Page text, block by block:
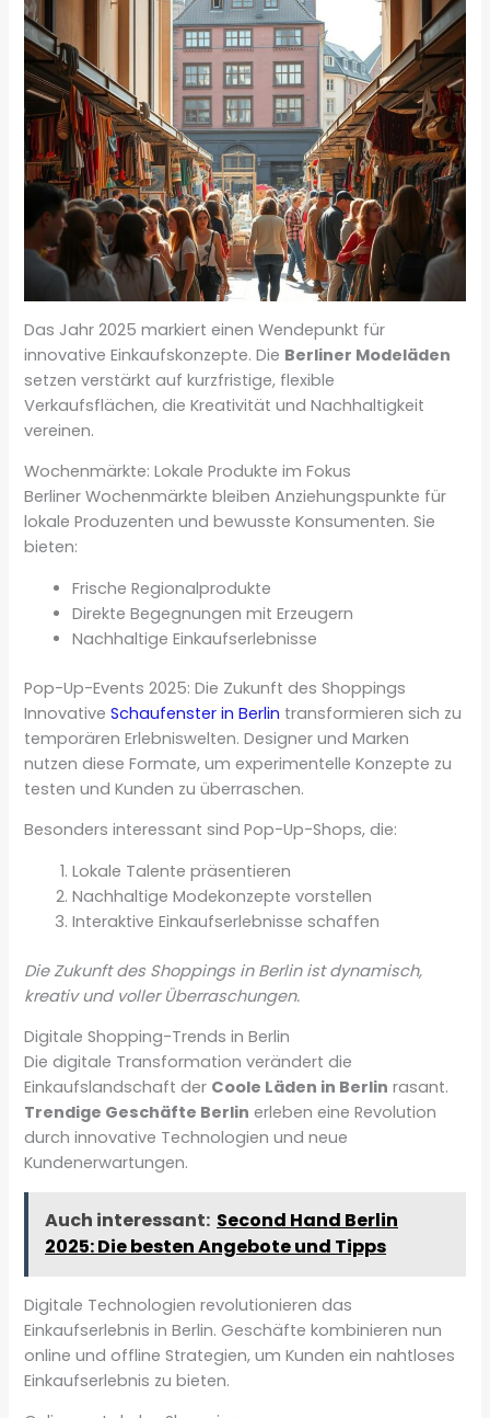
Das Jahr 2025 markiert einen Wendepunkt für
innovative Einkaufskonzepte. Die Berliner Modeläden
setzen verstärkt auf kurzfristige, flexible
Verkaufsflächen, die Kreativität und Nachhaltigkeit
vereinen.
Wochenmärkte: Lokale Produkte im Fokus
Berliner Wochenmärkte bleiben Anziehungspunkte für
lokale Produzenten und bewusste Konsumenten. Sie
bieten:
Frische Regionalprodukte
Direkte Begegnungen mit Erzeugern
Nachhaltige Einkaufserlebnisse
Pop-Up-Events 2025: Die Zukunft des Shoppings
InnovativeSchaufenster in Berlin transformieren sich zu
temporären Erlebniswelten. Designer und Marken
nutzen diese Formate, um experimentelle Konzepte zu
testen und Kunden zu überraschen.
Besonders interessant sind Pop-Up-Shops, die:
Lokale Talente präsentieren
Nachhaltige Modekonzepte vorstellen
Interaktive Einkaufserlebnisse schaffen
Die Zukunft des Shoppings in Berlin ist dynamisch,
kreativ und voller Überraschungen.
Digitale Shopping-Trends in Berlin
Die digitale Transformation verändert die
Einkaufslandschaft der Coole Läden in Berlin rasant.
Trendige Geschäfte Berlin erleben eine Revolution
durch innovative Technologien und neue
Kundenerwartungen.
Auch interessant: Second Hand Berlin
2025: Die besten Angebote und Tipps
Digitale Technologien revolutionieren das
Einkaufserlebnis in Berlin. Geschäfte kombinieren nun
online und offline Strategien, um Kunden ein nahtloses
Einkaufserlebnis zu bieten.